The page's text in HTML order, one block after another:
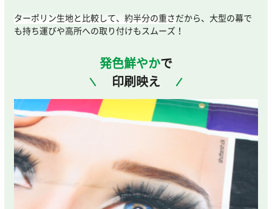
ターポリン生地と比較して、約半分の重さだから、大型の幕で
も持ち運びや高所への取り付けもスムーズ！
発色鮮やかで
印刷映え